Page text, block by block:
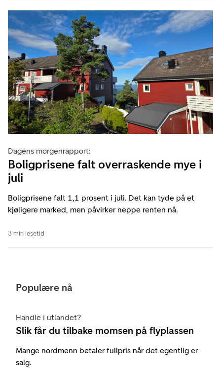
Dagens morgenrapport:
Boligprisene falt overraskende mye i
juli
Boligprisene falt 1,1 prosent i juli. Det kan tyde på et
kjøligere marked, men påvirker neppe renten nå.
3 min lesetid
Populære nå
Handle i utlandet?
Slik får du tilbake momsen på flyplassen
Mange nordmenn betaler fullpris når det egentlig er
salg.